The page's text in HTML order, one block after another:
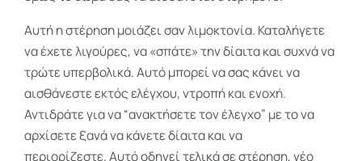
Αυτή η στέρηση μοιάζει σαν λιμοκτονία. Καταλήγετε
να έχετε λιγούρες, να «σπάτε» την δίαιτα και συχνά να
τρώτε υπερβολικά. Αυτό μπορεί να σας κάνει να
αισθάνεστε εκτός ελέγχου, ντροπή και ενοχή.
Αντιδράτε για να “ανακτήσετε τον έλεγχο” με το να
αρχίσετε ξανά να κάνετε δίαιτα και να
περιορίζεστε. Αυτό οδηγεί τελικά σε στέρηση, νέο